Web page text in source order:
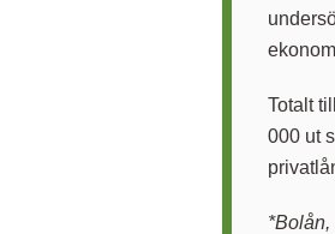
Totalt
000 ut